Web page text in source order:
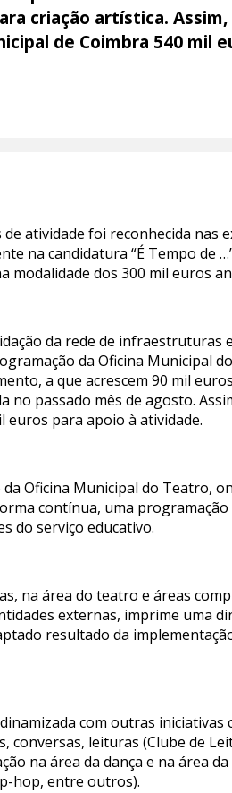
criação artística. Assim,
de Coimbra 540 mil
atividade foi reconhecida nas
na candidatura “É Tempo de
modalidade dos 300 mil euros
da rede de infraestruturas
da Oficina Municipal
a que acrescem 90 mil
passado mês de agosto.
euros para apoio à atividade.
Oficina Municipal do Teatro,
contínua, uma programação
do serviço educativo.
na área do teatro e áreas
externas, imprime uma
resultado da
com outras iniciativas
conversas, leituras (Clube de
na área da dança e na área da
hop, entre outros).